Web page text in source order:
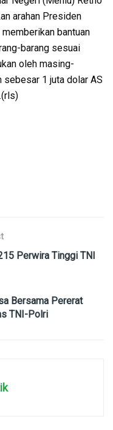
arahan Presiden
bantuan
barang sesuai
oleh masing-
sebesar 1 juta dolar AS
Perwira Tinggi TNI
Bersama Pererat
TNI-Polri